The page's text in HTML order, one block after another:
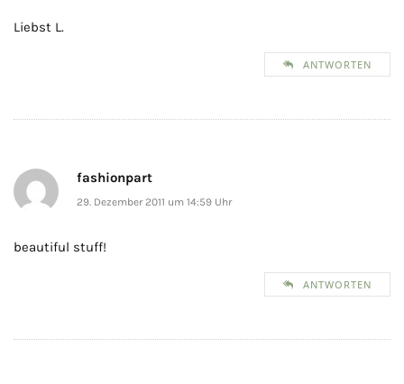
Liebst L.
ANTWORTEN
fashionpart
29. Dezember 2011 um 14:59 Uhr
beautiful stuff!
ANTWORTEN